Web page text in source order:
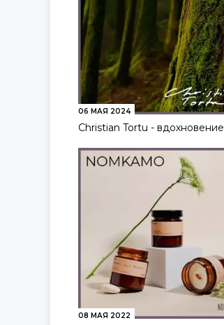
06 МАЯ 2024
Christian Tortu - вдохновение
08 МАЯ 2022